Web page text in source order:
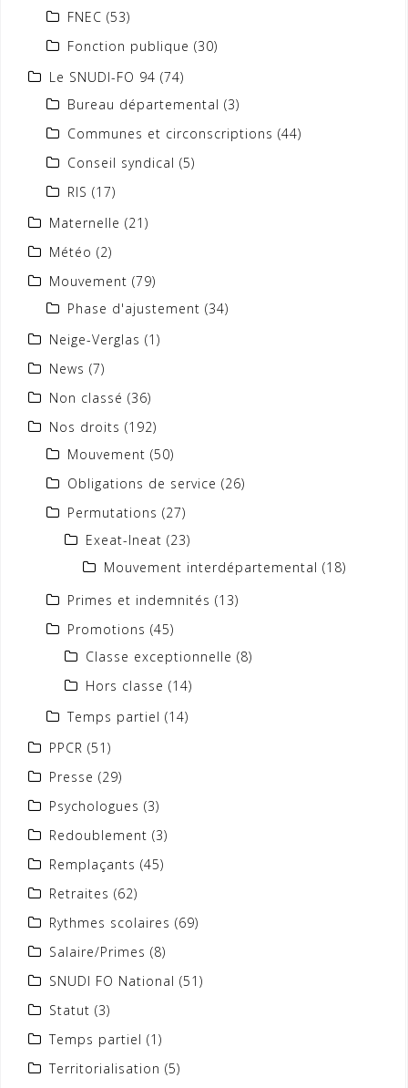
FNEC (53)
Fonction publique (30)
Le SNUDI-FO 94 (74)
Bureau départemental (3)
Communes et circonscriptions (44)
Conseil syndical (5)
RIS (17)
Maternelle (21)
Météo (2)
Mouvement (79)
Phase d'ajustement (34)
Neige-Verglas (1)
News (7)
Non classé (36)
Nos droits (192)
Mouvement (50)
Obligations de service (26)
Permutations (27)
Exeat-Ineat (23)
Mouvement interdépartemental (18)
Primes et indemnités (13)
Promotions (45)
Classe exceptionnelle (8)
Hors classe (14)
Temps partiel (14)
PPCR (51)
Presse (29)
Psychologues (3)
Redoublement (3)
Remplaçants (45)
Retraites (62)
Rythmes scolaires (69)
Salaire/Primes (8)
SNUDI FO National (51)
Statut (3)
Temps partiel (1)
Territorialisation (5)